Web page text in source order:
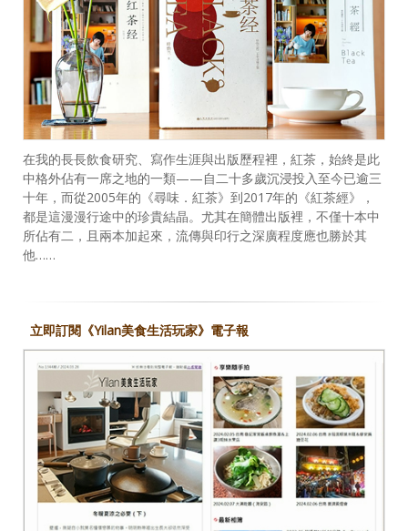
在我的長長飲食研究、寫作生涯與出版歷程裡，紅茶，始終是此
中格外佔有一席之地的一類——自二十多歲沉浸投入至今已逾三
十年，而從2005年的《尋味．紅茶》到2017年的《紅茶經》，
都是這漫漫行途中的珍貴結晶。尤其在簡體出版裡，不僅十本中
所佔有二，且兩本加起來，流傳與印行之深廣程度應也勝於其
他……
立即訂閱《Yilan美食生活玩家》電子報